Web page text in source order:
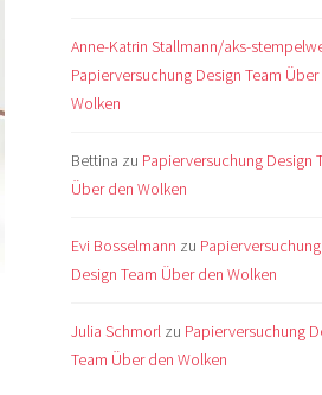
Anne-Katrin Stallmann/aks-
Papierversuchung Design Team
Wolken
Bettina zu Papierversuchung Design
Über den Wolken
Evi Bosselmann zu Papierversuchung
Design Team Über den Wolken
Julia Schmorl zu Papierversuchung
Team Über den Wolken